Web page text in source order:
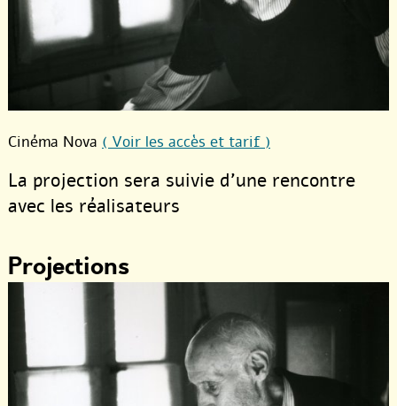
Cinéma Nova ( Voir les accès et tarif )
La projection sera suivie d’une rencontre
avec les réalisateurs
Projections